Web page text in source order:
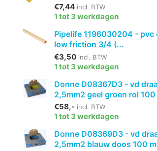
€7,44 incl. BTW
1 tot 3 werkdagen
Pipelife 1196030204 - pvc
low friction 3/4 (...
€3,50 incl. BTW
1 tot 3 werkdagen
Donne D08367D3 - vd
2,5mm2 geel groen rol 100
€58,- incl. BTW
1 tot 3 werkdagen
Donne D08369D3 - vd
2,5mm2 blauw doos 100